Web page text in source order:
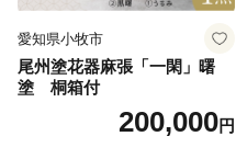
愛知県小牧市
尾州塗花器麻張「一閑」曙
塗 桐箱付
200,000円